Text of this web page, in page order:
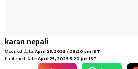
karan nepali
Modified Date:April 25, 2025 / 05:20 pm IST
Published Date:April 25, 2025 5:20 pm IST